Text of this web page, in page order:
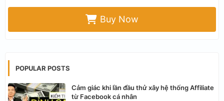
Buy Now
POPULAR POSTS
Cảm giác khi lần đầu thử xây hệ thống Affiliate
từ Facebook cá nhân